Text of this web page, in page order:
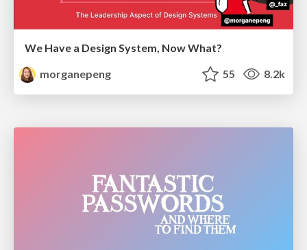
We Have a Design System, Now What?
morganepeng
55 8.2k